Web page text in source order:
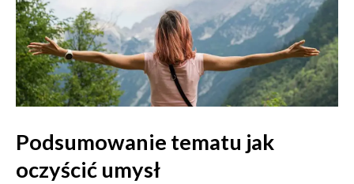
Podsumowanie tematu jak
oczyścić umysł